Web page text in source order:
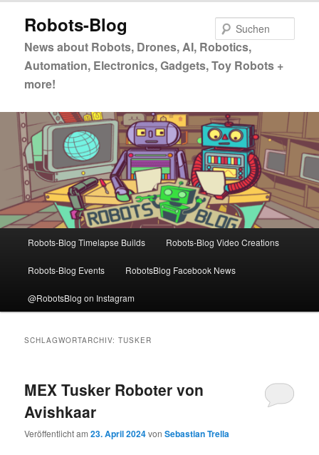
primären
springen
sekundären
springen
Robots-Blog
News about Robots, Drones, AI, Robotics,
Automation, Electronics, Gadgets, Toy Robots +
more!
Robots-Blog Timelapse Builds Robots-Blog Video Creations
Robots-Blog Events RobotsBlog Facebook News
@RobotsBlog on Instagram
SCHLAGWORTARCHIV:TUSKER
MEX Tusker Roboter von
Avishkaar
Veröffentlicht am23. April 2024vonSebastian Trella